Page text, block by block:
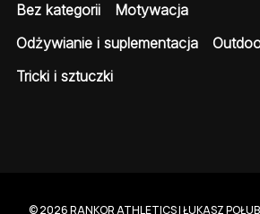
Bez kategorii
Motywacja
Odżywianie i suplementacja
Tricki i sztuczki
© 2026 RANKOR ATHLETICS | ŁUKASZ